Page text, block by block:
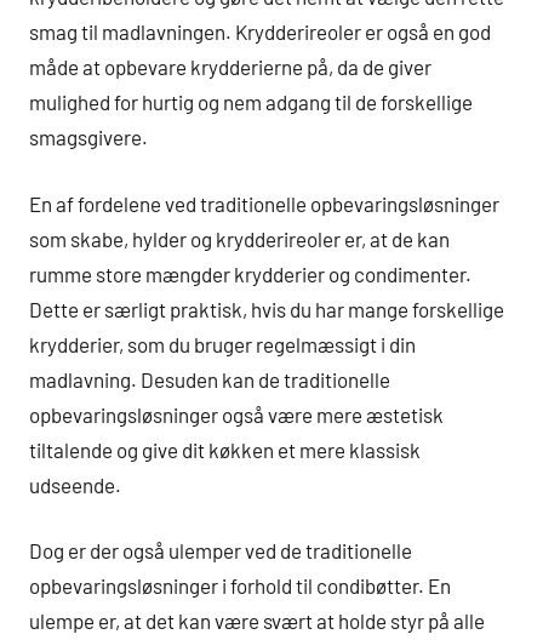
smag til madlavningen. Krydderireoler er også en god
måde at opbevare krydderierne på, da de giver
mulighed for hurtig og nem adgang til de forskellige
smagsgivere.
En af fordelene ved traditionelle opbevaringsløsninger
som skabe, hylder og krydderireoler er, at de kan
rumme store mængder krydderier og condimenter.
Dette er særligt praktisk, hvis du har mange forskellige
krydderier, som du bruger regelmæssigt i din
madlavning. Desuden kan de traditionelle
opbevaringsløsninger også være mere æstetisk
tiltalende og give dit køkken et mere klassisk
udseende.
Dog er der også ulemper ved de traditionelle
opbevaringsløsninger i forhold til condibøtter. En
ulempe er, at det kan være svært at holde styr på alle